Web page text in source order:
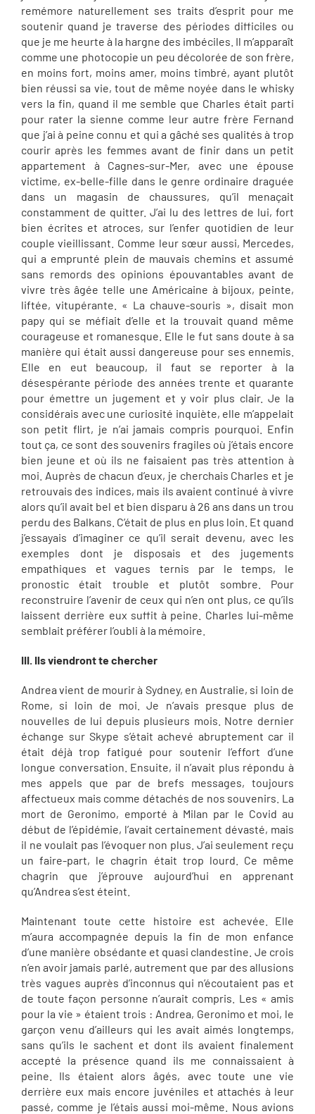
remémore naturellement ses traits d’esprit pour me
soutenir quand je traverse des périodes difficiles ou
que je me heurte à la hargne des imbéciles. Il m’apparaît
comme une photocopie un peu décolorée de son frère,
en moins fort, moins amer, moins timbré, ayant plutôt
bien réussi sa vie, tout de même noyée dans le whisky
vers la fin, quand il me semble que Charles était parti
pour rater la sienne comme leur autre frère Fernand
que j’ai à peine connu et qui a gâché ses qualités à trop
courir après les femmes avant de finir dans un petit
appartement à Cagnes-sur-Mer, avec une épouse
victime, ex-belle-fille dans le genre ordinaire draguée
dans un magasin de chaussures, qu’il menaçait
constamment de quitter. J’ai lu des lettres de lui, fort
bien écrites et atroces, sur l’enfer quotidien de leur
couple vieillissant. Comme leur sœur aussi, Mercedes,
qui a emprunté plein de mauvais chemins et assumé
sans remords des opinions épouvantables avant de
vivre très âgée telle une Américaine à bijoux, peinte,
liftée, vitupérante. « La chauve-souris », disait mon
papy qui se méfiait d’elle et la trouvait quand même
courageuse et romanesque. Elle le fut sans doute à sa
manière qui était aussi dangereuse pour ses ennemis.
Elle en eut beaucoup, il faut se reporter à la
désespérante période des années trente et quarante
pour émettre un jugement et y voir plus clair. Je la
considérais avec une curiosité inquiète, elle m’appelait
son petit flirt, je n’ai jamais compris pourquoi. Enfin
tout ça, ce sont des souvenirs fragiles où j’étais encore
bien jeune et où ils ne faisaient pas très attention à
moi. Auprès de chacun d’eux, je cherchais Charles et je
retrouvais des indices, mais ils avaient continué à vivre
alors qu’il avait bel et bien disparu à 26 ans dans un trou
perdu des Balkans. C’était de plus en plus loin. Et quand
j’essayais d’imaginer ce qu’il serait devenu, avec les
exemples dont je disposais et des jugements
empathiques et vagues ternis par le temps, le
pronostic était trouble et plutôt sombre. Pour
reconstruire l’avenir de ceux qui n’en ont plus, ce qu’ils
laissent derrière eux suffit à peine. Charles lui-même
semblait préférer l’oubli à la mémoire.
III. Ils viendront te chercher
Andrea vient de mourir à Sydney, en Australie, si loin de
Rome, si loin de moi. Je n’avais presque plus de
nouvelles de lui depuis plusieurs mois. Notre dernier
échange sur Skype s’était achevé abruptement car il
était déjà trop fatigué pour soutenir l’effort d’une
longue conversation. Ensuite, il n’avait plus répondu à
mes appels que par de brefs messages, toujours
affectueux mais comme détachés de nos souvenirs. La
mort de Geronimo, emporté à Milan par le Covid au
début de l’épidémie, l’avait certainement dévasté, mais
il ne voulait pas l’évoquer non plus. J’ai seulement reçu
un faire-part, le chagrin était trop lourd. Ce même
chagrin que j’éprouve aujourd’hui en apprenant
qu’Andrea s’est éteint.
Maintenant toute cette histoire est achevée. Elle
m’aura accompagnée depuis la fin de mon enfance
d’une manière obsédante et quasi clandestine. Je crois
n’en avoir jamais parlé, autrement que par des allusions
très vagues auprès d’inconnus qui n’écoutaient pas et
de toute façon personne n’aurait compris. Les « amis
pour la vie » étaient trois : Andrea, Geronimo et moi, le
garçon venu d’ailleurs qui les avait aimés longtemps,
sans qu’ils le sachent et dont ils avaient finalement
accepté la présence quand ils me connaissaient à
peine. Ils étaient alors âgés, avec toute une vie
derrière eux mais encore juvéniles et attachés à leur
passé, comme je l’étais aussi moi-même. Nous avions